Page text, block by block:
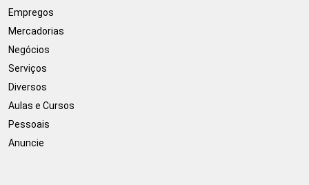
Empregos
Mercadorias
Negócios
Serviços
Diversos
Aulas e Cursos
Pessoais
Anuncie